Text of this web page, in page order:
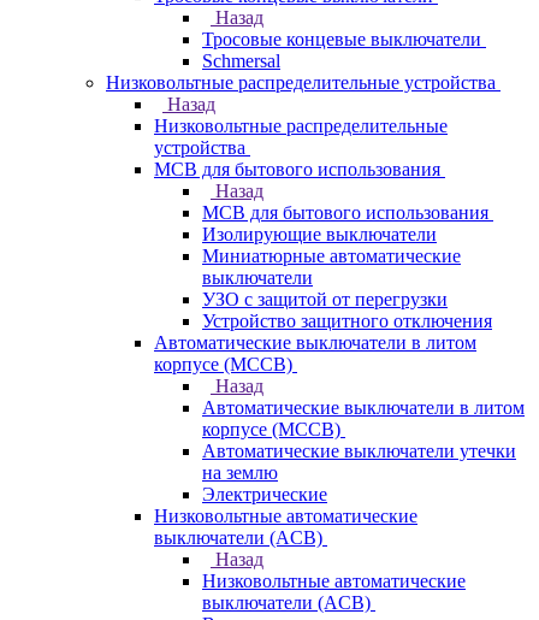
Назад
Тросовые концевые выключатели
Schmersal
Низковольтные распределительные устройства
Назад
Низковольтные распределительные
устройства
MCB для бытового использования
Назад
MCB для бытового использования
Изолирующие выключатели
Миниатюрные автоматические
выключатели
УЗО с защитой от перегрузки
Устройство защитного отключения
Автоматические выключатели в литом
корпусе (MCCB)
Назад
Автоматические выключатели в литом
корпусе (MCCB)
Автоматические выключатели утечки
на землю
Электрические
Низковольтные автоматические
выключатели (ACB)
Назад
Низковольтные автоматические
выключатели (ACB)